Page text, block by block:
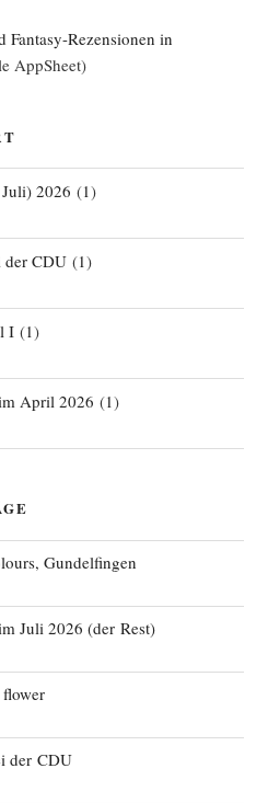
Fantasy-Rezensionen in
AppSheet)
2026 (1)
der CDU(1)
I(1)
April 2026 (1)
Gundelfingen
Juli 2026 (der Rest)
der CDU